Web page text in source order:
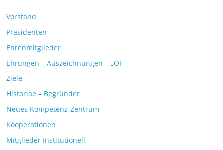
Vorstand
Präsidenten
Ehrenmitglieder
Ehrungen – Auszeichnungen – EOI
Ziele
Historiae – Begründer
Neues Kompetenz-Zentrum
Kooperationen
Mitglieder Institutionell